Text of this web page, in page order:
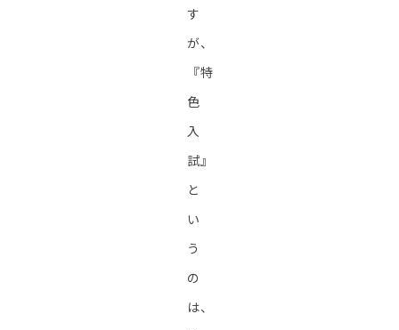
す
が、
『特
色
入
試』
と
い
う
の
は、